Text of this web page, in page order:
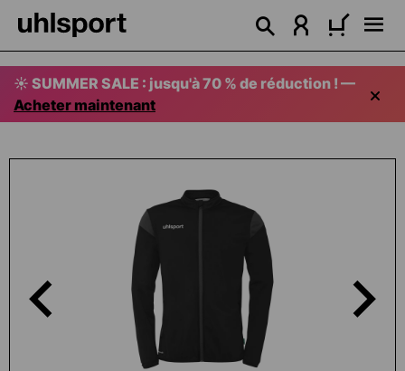
principal
☀️ SUMMER SALE : jusqu'à 70 % de réduction ! —
Acheter maintenant